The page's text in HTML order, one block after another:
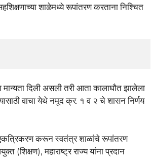
शाळेमध्ये रूपांतरण करताना निश्चित
दिली असली तरी आता कालाघौत झालेला
वाचा येथे नमूद क्र. १ व २ चे शासन निर्णय
करून स्वतंत्र शाळांचे रूपांतरण
(शिक्षण), महाराष्ट्र राज्य यांना प्रदान